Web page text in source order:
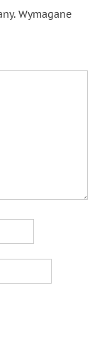
Wymagane